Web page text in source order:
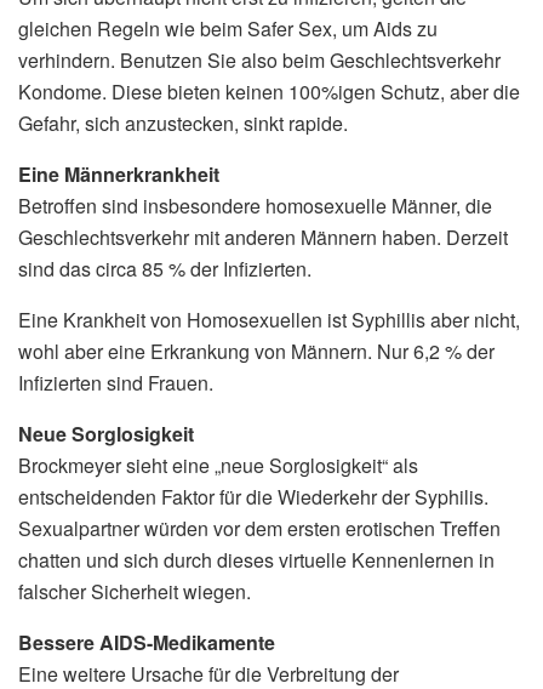
gleichen Regeln wie beim Safer Sex, um Aids zu
verhindern. Benutzen Sie also beim Geschlechtsverkehr
Kondome. Diese bieten keinen 100%igen Schutz, aber die
Gefahr, sich anzustecken, sinkt rapide.
Eine Männerkrankheit
Betroffen sind insbesondere homosexuelle Männer, die
Geschlechtsverkehr mit anderen Männern haben. Derzeit
sind das circa 85 % der Infizierten.
Eine Krankheit von Homosexuellen ist Syphillis aber nicht,
wohl aber eine Erkrankung von Männern. Nur 6,2 % der
Infizierten sind Frauen.
Neue Sorglosigkeit
Brockmeyer sieht eine „neue Sorglosigkeit“ als
entscheidenden Faktor für die Wiederkehr der Syphilis.
Sexualpartner würden vor dem ersten erotischen Treffen
chatten und sich durch dieses virtuelle Kennenlernen in
falscher Sicherheit wiegen.
Bessere AIDS-Medikamente
Eine weitere Ursache für die Verbreitung der